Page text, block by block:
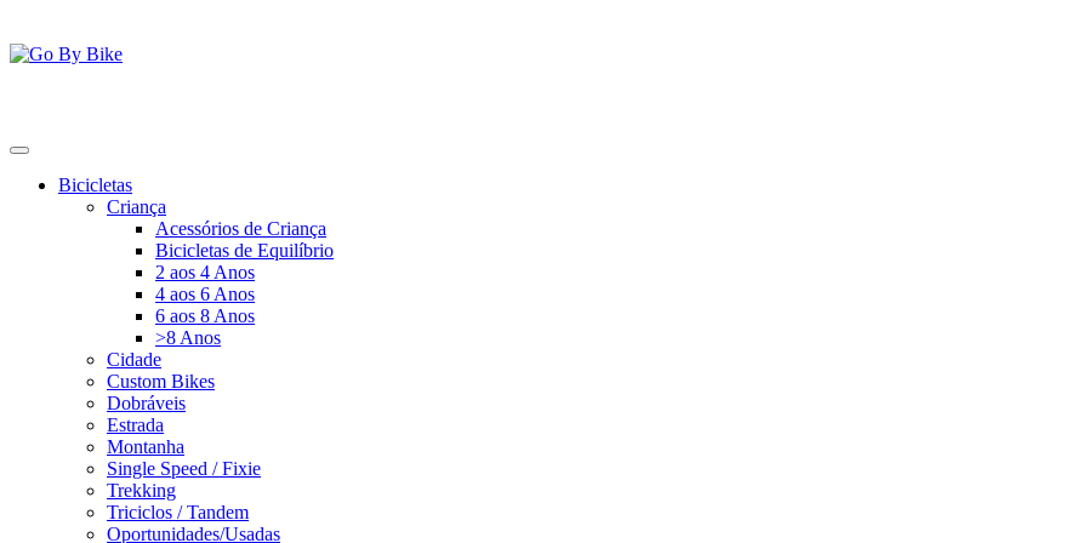
para
o
Bicicletas
Criança
Acessórios de Criança
Bicicletas de Equilíbrio
2 aos 4 Anos
4 aos 6 Anos
6 aos 8 Anos
>8 Anos
Cidade
Custom Bikes
Dobráveis
Estrada
Montanha
Single Speed / Fixie
Trekking
Triciclos / Tandem
Oportunidades/Usadas